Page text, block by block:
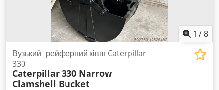
1 /8
Вузький грейферний ківш Caterpillar
330
Caterpillar330 Narrow
Clamshell Bucket